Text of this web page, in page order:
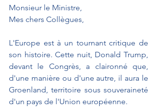
Monsieur le Ministre,
Mes chers Collègues,
L'Europe est à un tournant critique de
son histoire. Cette nuit, Donald Trump,
devant le Congrès, a claironné que,
d'une manière ou d'une autre, il aura le
Groenland, territoire sous souveraineté
d'un pays de l'Union européenne.